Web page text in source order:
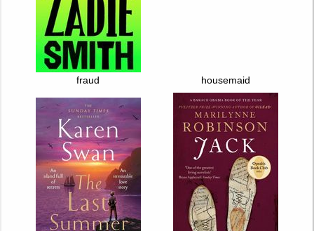
fraud housemaid